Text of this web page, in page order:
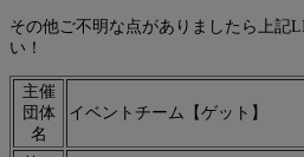
その他ご不明な点がありましたら上記
い！
主催
団体
名
イベントチーム【ゲット】